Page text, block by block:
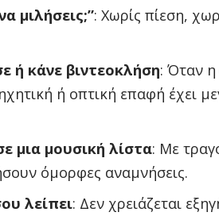
μιλήσεις;”: Χωρίς πίεση,
ή κάνε βιντεοκλήση: Όταν η
ή οπτική επαφή έχει
μια μουσική λίστα: Με
όμορφες αναμνήσεις.
λείπει: Δεν χρειάζεται